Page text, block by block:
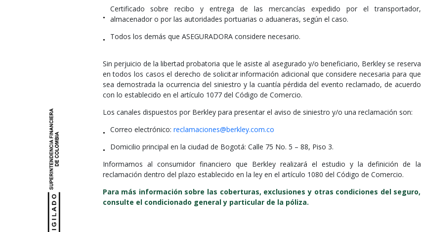
•
Certificado sobre recibo y entrega de las mercancías expedido por el transportador,
almacenador o por las autoridades portuarias o aduaneras, según el caso.
• Todos los demás que ASEGURADORA considere necesario.
Sin perjuicio de la libertad probatoria que le asiste al asegurado y/o beneficiario, Berkley se reserva
en todos los casos el derecho de solicitar información adicional que considere necesaria para que
sea demostrada la ocurrencia del siniestro y la cuantía pérdida del evento reclamado, de acuerdo
con lo establecido en el artículo 1077 del Código de Comercio.
Los canales dispuestos por Berkley para presentar el aviso de siniestro y/o una reclamación son:
• Correo electrónico: reclamaciones@berkley.com.co
•
Domicilio principal en la ciudad de Bogotá: Calle 75 No. 5 – 88, Piso 3.
Informamos al consumidor financiero que Berkley realizará el estudio y la definición de la
reclamación dentro del plazo establecido en la ley en el artículo 1080 del Código de Comercio.
Para más información sobre las coberturas, exclusiones y otras condiciones del seguro,
consulte el condicionado general y particular de la póliza.